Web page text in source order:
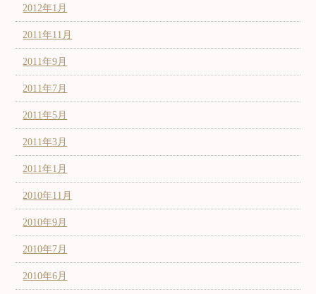
2012年1月
2011年11月
2011年9月
2011年7月
2011年5月
2011年3月
2011年1月
2010年11月
2010年9月
2010年7月
2010年6月